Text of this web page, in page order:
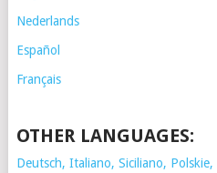
Nederlands
Español
Français
OTHER LANGUAGES:
Deutsch, Italiano, Siciliano, Polskie,